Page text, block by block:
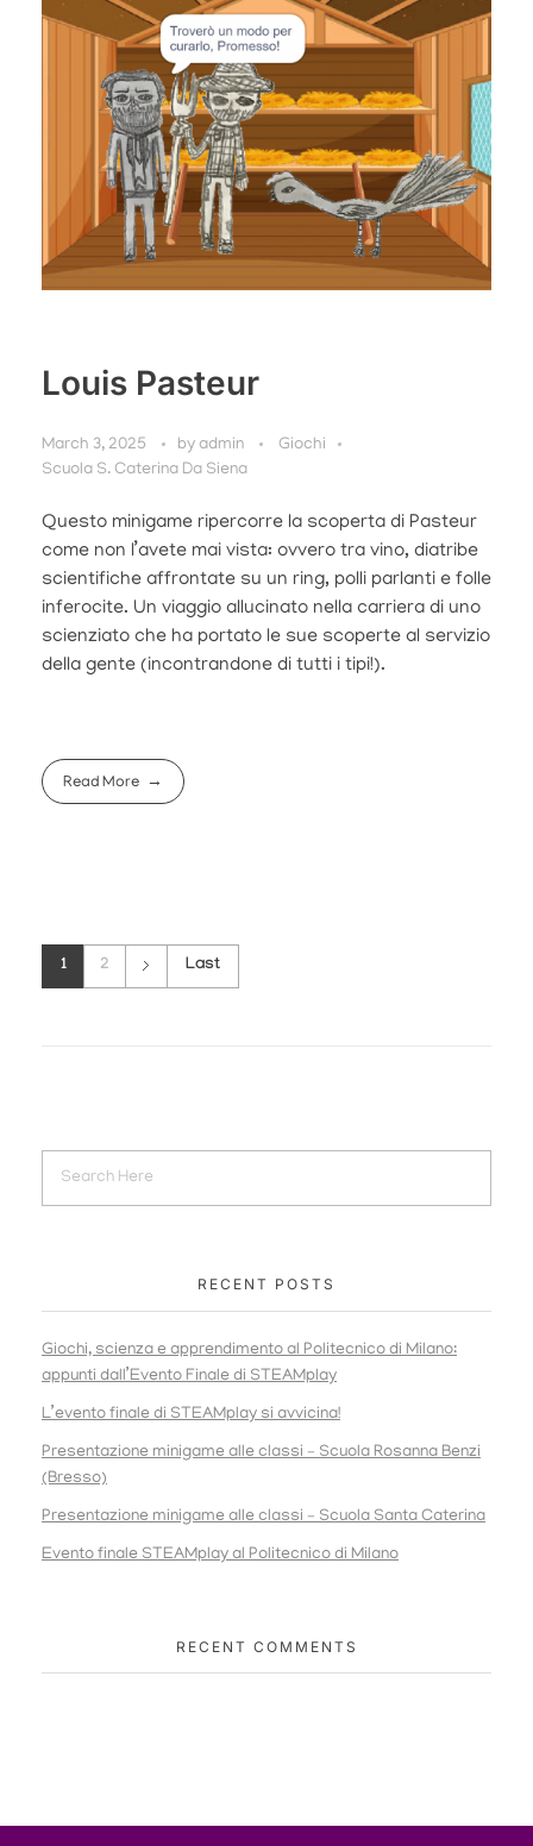
Louis Pasteur
March 3, 2025 by admin
Giochi
Scuola S. Caterina Da Siena
Questo minigame ripercorre la scoperta di Pasteur
come non l’avete mai vista: ovvero tra vino, diatribe
scientifiche affrontate su un ring, polli parlanti e folle
inferocite. Un viaggio allucinato nella carriera di uno
scienziato che ha portato le sue scoperte al servizio
della gente (incontrandone di tutti i tipi!).
Read More
1 2 Last
RECENT POSTS
Giochi, scienza e apprendimento al Politecnico di Milano:
appunti dall’Evento Finale di STEAMplay
L’evento finale di STEAMplay si avvicina!
Presentazione minigame alle classi – Scuola Rosanna Benzi
(Bresso)
Presentazione minigame alle classi – Scuola Santa Caterina
Evento finale STEAMplay al Politecnico di Milano
RECENT COMMENTS